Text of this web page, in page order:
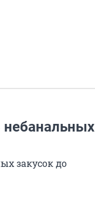
небанальных
закусок до